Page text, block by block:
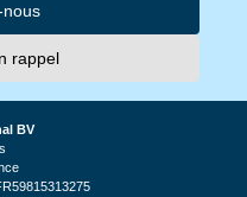
nous
rappel
BV